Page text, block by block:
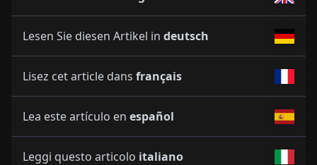
Lesen Sie diesen Artikel in deutsch
Lisez cet article dans français
Lea este artículo en español
Leggi questo articolo italiano